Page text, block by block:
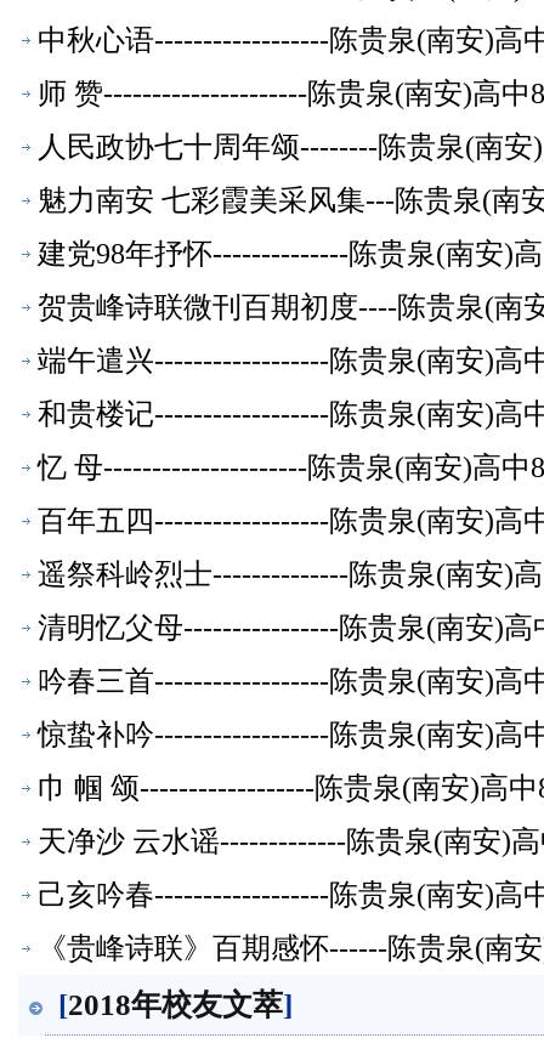
中秋心语------------------陈贵泉(南安)高
师 赞---------------------陈贵泉(南安)高中
人民政协七十周年颂--------陈贵泉(南
魅力南安 七彩霞美采风集---陈贵泉(南
建党98年抒怀--------------陈贵泉(南安)
贺贵峰诗联微刊百期初度----陈贵泉(南
端午遣兴------------------陈贵泉(南安)高
和贵楼记------------------陈贵泉(南安)高
忆 母---------------------陈贵泉(南安)高中
百年五四------------------陈贵泉(南安)高
遥祭科岭烈士--------------陈贵泉(南安)
清明忆父母----------------陈贵泉(南安)高
吟春三首------------------陈贵泉(南安)高
惊蛰补吟------------------陈贵泉(南安)高
巾 帼 颂------------------陈贵泉(南安)高
天净沙 云水谣-------------陈贵泉(南安)
己亥吟春------------------陈贵泉(南安)高
《贵峰诗联》百期感怀------陈贵泉(南
[2018年校友文萃]